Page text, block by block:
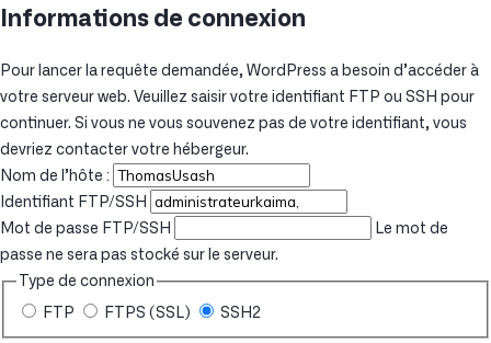
Informations de connexion
Pour lancer la requête demandée, WordPress a besoin d’accéder à
votre serveur web. Veuillez saisir votre identifiant FTP ou SSH pour
continuer. Si vous ne vous souvenez pas de votre identifiant, vous
devriez contacter votre hébergeur.
Nom de l’hôte :
Identifiant FTP/SSH
Mot de passe FTP/SSH
Le mot de
passe ne sera pas stocké sur le serveur.
Type de connexion
FTP FTPS (SSL) SSH2